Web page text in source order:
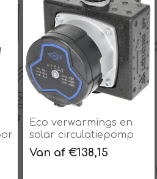
Eco verwarmings en
solar circulatiepomp
Van af €138,15